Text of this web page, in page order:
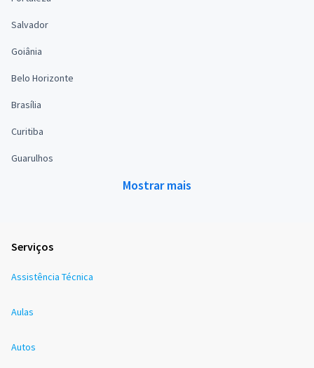
Salvador
Goiânia
Belo Horizonte
Brasília
Curitiba
Guarulhos
Mostrar mais
Serviços
Assistência Técnica
Aulas
Autos